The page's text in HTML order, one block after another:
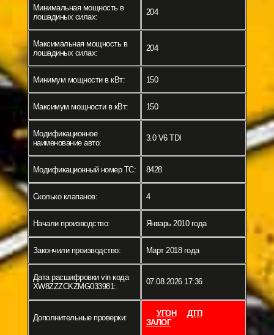
Минимальная мощность в
лошадиных силах:
204
Максимальная мощность в
лошадиных силах:
204
Минимум мощности в кВт: 150
Максимум мощности в кВт: 150
Модификационное
наименование авто:
3.0 V6 TDI
Модификационный номер ТС: 8428
Сколько клапанов: 4
Начали производство: Январь 2010 года
Закончили производство: Март 2018 года
Дата расшифровки vin кода
XW8ZZZCKZMG033981:
07.08.2026 17:36
Дополнительные проверки: УГОН
ДТП
ЗАЛОГ